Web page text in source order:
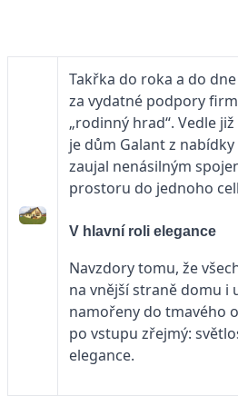
Takřka do roka a do
za vydatné podpory
„rodinný hrad“. Vedle
je dům Galant z
zaujal nenásilným
prostoru do jednoho
V hlavní roli elegance
Navzdory tomu, že
na vnější straně domu i
namořeny do tmavého
po vstupu zřejmý:
elegance.